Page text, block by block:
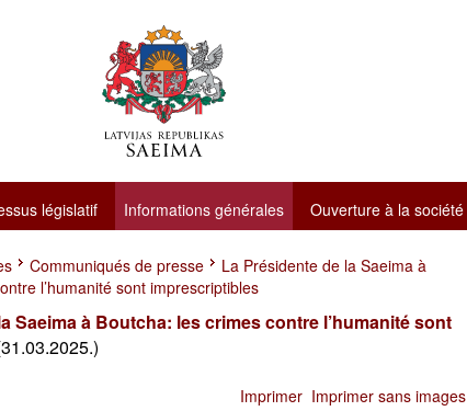
législatif Informations générales Ouverture à la société
Communiqués de presse
La Présidente de la Saeima à
l’humanité sont imprescriptibles
Saeima à Boutcha: les crimes contre l’humanité sont
Imprimer Imprimer sans images